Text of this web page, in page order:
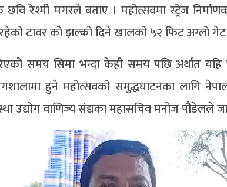
छवि रेश्मी मगरले बताए । महोत्सवमा स्ट्रेज
टावर को झल्को दिने खालको ५२ फिट अग्लो गेट
समय सिमा भन्दा केही समय पछि अर्थात
हुने महोत्सवको समुद्धघाटनका लागि
वाणिज्य संद्यका महासचिव मनोज पौडेलले